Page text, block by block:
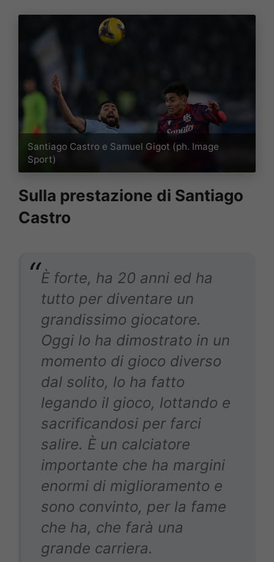
Santiago Castro e Samuel Gigot (ph. Image
Sport)
Sulla prestazione di Santiago
Castro
È forte, ha 20 anni ed ha
tutto per diventare un
grandissimo giocatore.
Oggi lo ha dimostrato in un
momento di gioco diverso
dal solito, lo ha fatto
legando il gioco, lottando e
sacrificandosi per farci
salire. È un calciatore
importante che ha margini
enormi di miglioramento e
sono convinto, per la fame
che ha, che farà una
grande carriera.